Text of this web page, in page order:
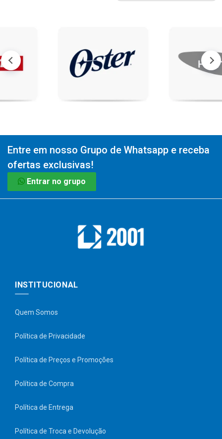
Entre em nosso Grupo de Whatsapp e receba
ofertas exclusivas!
Entrar no grupo
INSTITUCIONAL
Quem Somos
Política de Privacidade
Política de Preços e Promoções
Política de Compra
Política de Entrega
Política de Troca e Devolução